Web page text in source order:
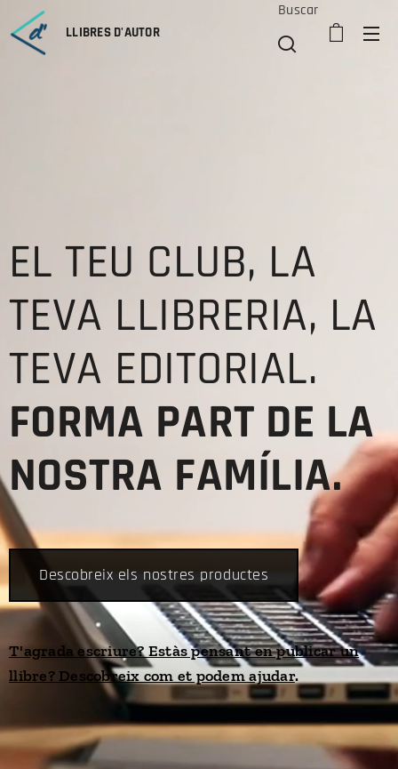
LLIBRES D'AUTOR
Buscar
EL TEU CLUB, LA
TEVA LLIBRERIA, LA
TEVA EDITORIAL.
FORMA PART DE LA
NOSTRA FAMÍLIA.
Descobreix els nostres productes
T'agrada escriure? Estàs pensant en publicar un
llibre? Descobreix com et podem ajudar.